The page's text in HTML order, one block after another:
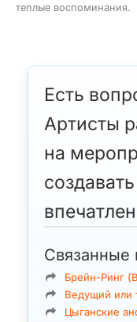
теплые воспоминания.
Есть
Артисты
на
Связанные
Брейн-Ринг
Ведущий или
Цыганские